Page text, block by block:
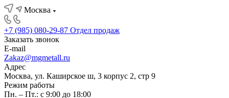
Москва
+7 (985) 080-29-87 Отдел продаж
Заказать звонок
E-mail
Zakaz@mgmetall.ru
Адрес
Москва, ул. Каширское ш, 3 корпус 2, стр 9
Режим работы
Пн. – Пт.: с 9:00 до 18:00